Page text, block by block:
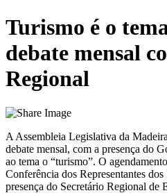
Turismo é o
debate mensal
Regional
A Assembleia Legislativa da
debate mensal, com a presença do
ao tema o “turismo”. O
Conferência dos Representantes
presença do Secretário Regional de